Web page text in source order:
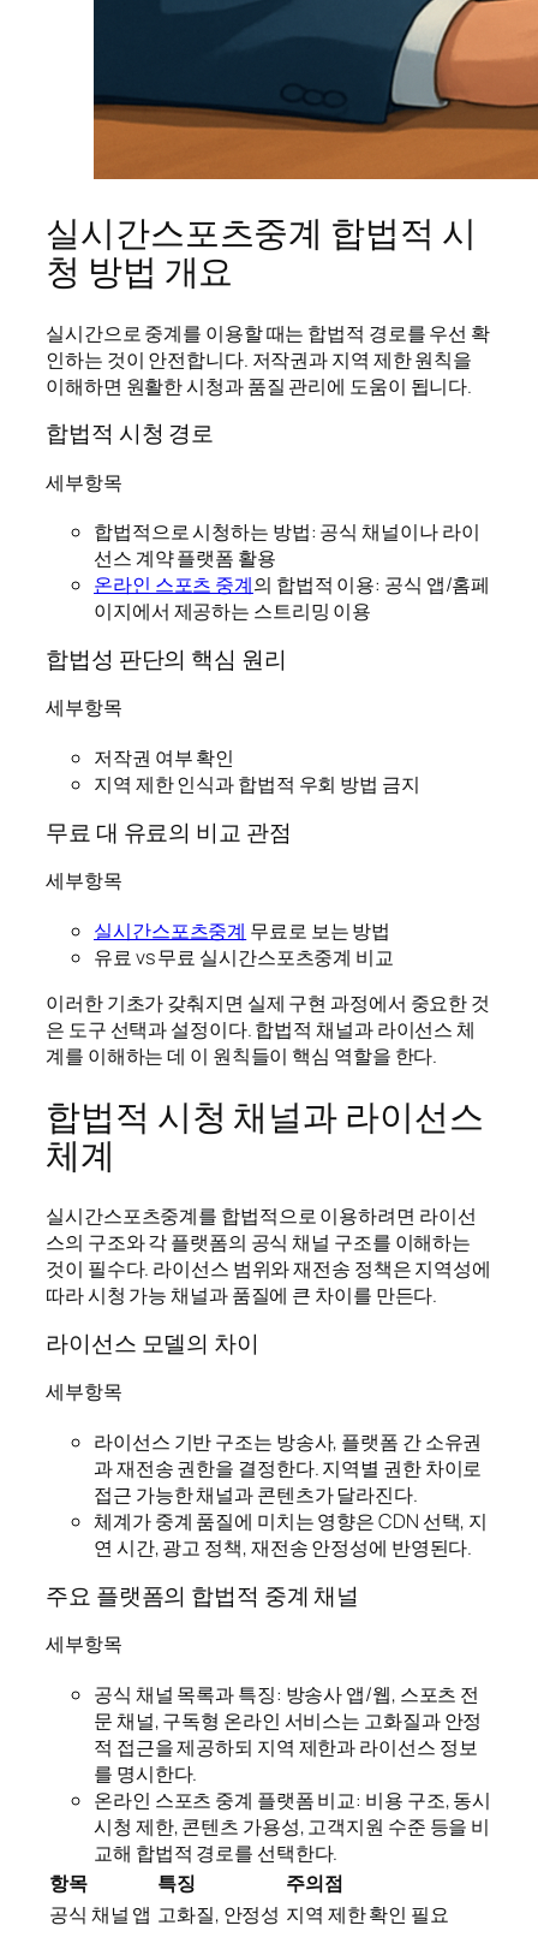
실시간스포츠중계 합법적 시
청 방법 개요
실시간으로 중계를 이용할 때는 합법적 경로를 우선 확
인하는 것이 안전합니다. 저작권과 지역 제한 원칙을
이해하면 원활한 시청과 품질 관리에 도움이 됩니다.
합법적 시청 경로
세부항목
합법적으로 시청하는 방법: 공식 채널이나 라이
선스 계약 플랫폼 활용
온라인 스포츠 중계의 합법적 이용: 공식 앱/홈페
이지에서 제공하는 스트리밍 이용
합법성 판단의 핵심 원리
세부항목
저작권 여부 확인
지역 제한 인식과 합법적 우회 방법 금지
무료 대 유료의 비교 관점
세부항목
실시간스포츠중계 무료로 보는 방법
유료 vs 무료 실시간스포츠중계 비교
이러한 기초가 갖춰지면 실제 구현 과정에서 중요한 것
은 도구 선택과 설정이다. 합법적 채널과 라이선스 체
계를 이해하는 데 이 원칙들이 핵심 역할을 한다.
합법적 시청 채널과 라이선스
체계
실시간스포츠중계를 합법적으로 이용하려면 라이선
스의 구조와 각 플랫폼의 공식 채널 구조를 이해하는
것이 필수다. 라이선스 범위와 재전송 정책은 지역성에
따라 시청 가능 채널과 품질에 큰 차이를 만든다.
라이선스 모델의 차이
세부항목
라이선스 기반 구조는 방송사, 플랫폼 간 소유권
과 재전송 권한을 결정한다. 지역별 권한 차이로
접근 가능한 채널과 콘텐츠가 달라진다.
체계가 중계 품질에 미치는 영향은 CDN 선택, 지
연 시간, 광고 정책, 재전송 안정성에 반영된다.
주요 플랫폼의 합법적 중계 채널
세부항목
공식 채널 목록과 특징: 방송사 앱/웹, 스포츠 전
문 채널, 구독형 온라인 서비스는 고화질과 안정
적 접근을 제공하되 지역 제한과 라이선스 정보
를 명시한다.
온라인 스포츠 중계 플랫폼 비교: 비용 구조, 동시
시청 제한, 콘텐츠 가용성, 고객지원 수준 등을 비
교해 합법적 경로를 선택한다.
항목
특징
주의점
공식 채널 앱 고화질, 안정성 지역 제한 확인 필요